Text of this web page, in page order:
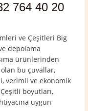
764 40 20
ve Çeşitleri Big
depolama
ürünlerinden
bu çuvallar,
verimli ve ekonomik
boyutları,
uygun